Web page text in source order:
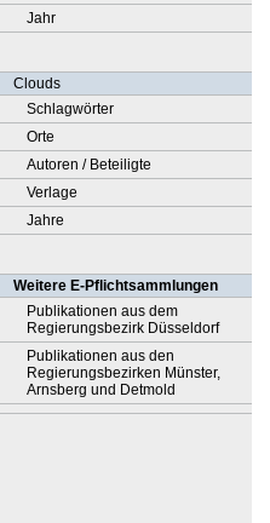
Jahr
Clouds
Schlagwörter
Orte
Autoren / Beteiligte
Verlage
Jahre
Weitere E-Pflichtsammlungen
Publikationen aus dem
Regierungsbezirk Düsseldorf
Publikationen aus den
Regierungsbezirken Münster,
Arnsberg und Detmold